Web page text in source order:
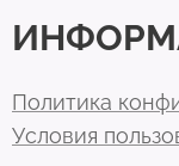
Политика
Условия